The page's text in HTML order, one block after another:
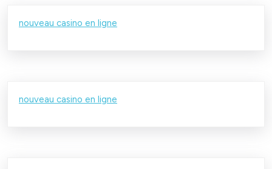
nouveau casino en ligne
nouveau casino en ligne